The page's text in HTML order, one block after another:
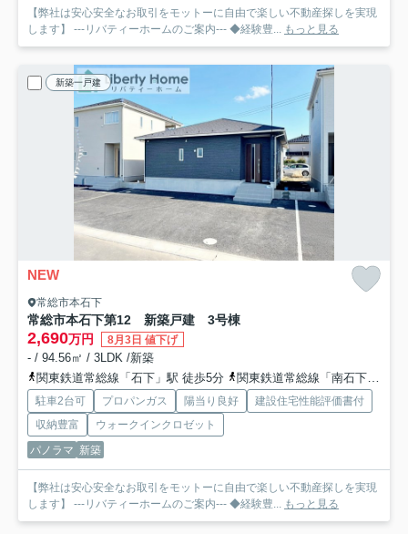
【弊社は安心安全なお取引をモットーに自由で楽しい不動産探しを実現
します】 ---リバティーホームのご案内--- ◆経験豊... もっと見る
新築一戸建
NEW
常総市本石下
常総市本石下第12 新築戸建 3号棟
2,690万円 8月3日 値下げ
- / 94.56㎡ / 3LDK /新築
関東鉄道常総線「石下」駅 徒歩5分
関東鉄道常総線「南石下」駅 徒歩24分
駐車2台可 プロパンガス 陽当り良好
建設住宅性能評価書付
収納豊富
ウォークインクロゼット
パノラマ 新築
【弊社は安心安全なお取引をモットーに自由で楽しい不動産探しを実現
します】 ---リバティーホームのご案内--- ◆経験豊... もっと見る